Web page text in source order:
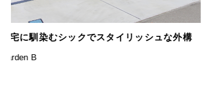
現代の暮らしにフィットした空間のご提案
(株)石丸ハウスセンター